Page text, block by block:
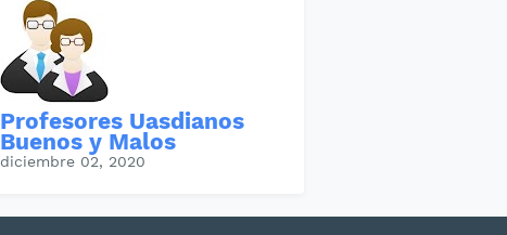
Profesores Uasdianos
Buenos y Malos
diciembre 02, 2020